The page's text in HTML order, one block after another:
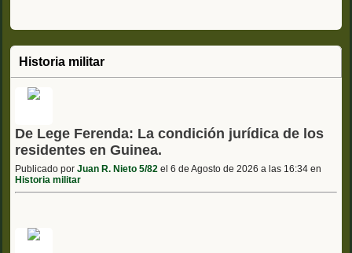
Historia militar
De Lege Ferenda: La condición jurídica de los
residentes en Guinea.
Publicado por Juan R. Nieto 5/82 el 6 de Agosto de 2026 a las 16:34 en
Historia militar